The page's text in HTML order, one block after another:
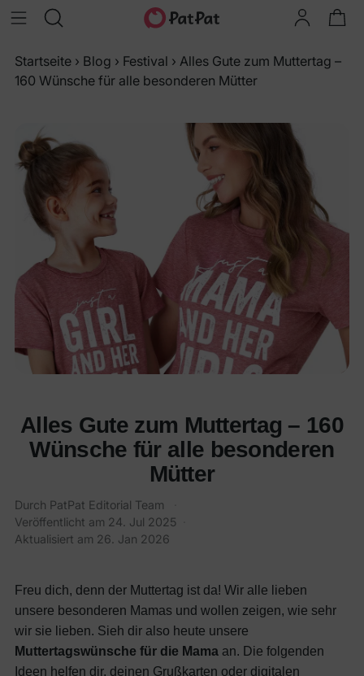
Startseite › Blog › Festival › Alles Gute zum Muttertag –
160 Wünsche für alle besonderen Mütter
Alles Gute zum Muttertag – 160
Wünsche für alle besonderen
Mütter
Durch PatPat Editorial Team
Veröffentlicht am 24. Jul 2025
Aktualisiert am 26. Jan 2026
Freu dich, denn der Muttertag ist da! Wir alle lieben
unsere besonderen Mamas und wollen zeigen, wie sehr
wir sie lieben. Sieh dir also heute unsere
Muttertagswünsche für die Mama an. Die folgenden
Ideen helfen dir, deinen Grußkarten oder digitalen